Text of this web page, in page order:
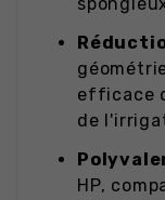
efficace
de
HP,